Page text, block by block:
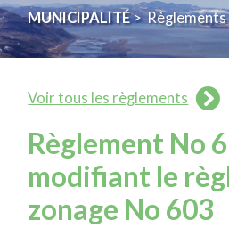
MUNICIPALITÉ> Règlements
Voir tous les règlements
Règlement No
modifiant le
zonage No 603